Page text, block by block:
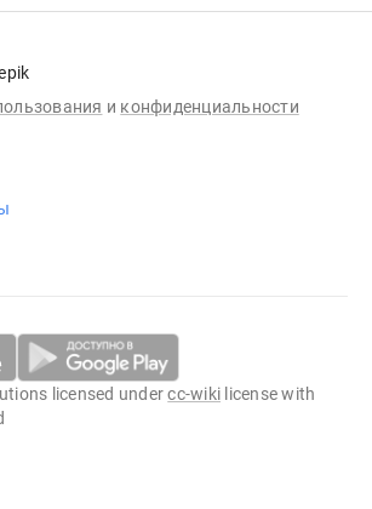
и конфиденциальности
licensed undercc-wiki license with